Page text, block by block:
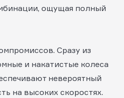
ощущая полный
Сразу из
и накатистые колеса
невероятный
на высоких скоростях.